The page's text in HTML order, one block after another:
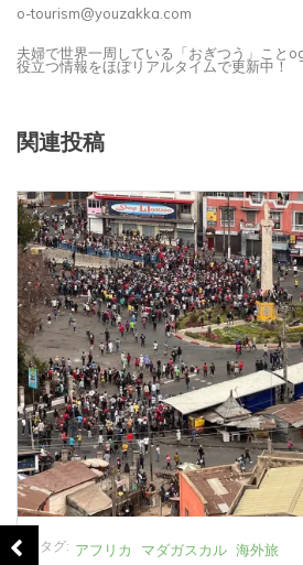
o-tourism@youzakka.com
夫婦で世界一周している「おぎつう」こと
役立つ情報をほぼリアルタイムで更新中！
関連投稿
タグ: アフリカ マダガスカル 海外旅